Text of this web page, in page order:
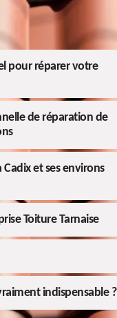
pour réparer votre
de réparation de
et ses environs
Toiture Tarnaise
indispensable ?